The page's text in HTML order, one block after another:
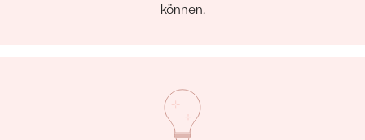
können.